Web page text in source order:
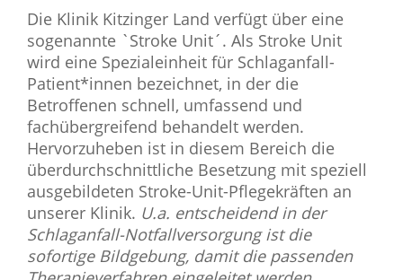
Die Klinik Kitzinger Land verfügt über eine
sogenannte `Stroke Unit´. Als Stroke Unit
wird eine Spezialeinheit für Schlaganfall-
Patient*innen bezeichnet, in der die
Betroffenen schnell, umfassend und
fachübergreifend behandelt werden.
Hervorzuheben ist in diesem Bereich die
überdurchschnittliche Besetzung mit speziell
ausgebildeten Stroke-Unit-Pflegekräften an
unserer Klinik. U.a. entscheidend in der
Schlaganfall-Notfallversorgung ist die
sofortige Bildgebung, damit die passenden